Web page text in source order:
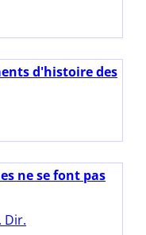
d'histoire des
ne se font pas
Dir.